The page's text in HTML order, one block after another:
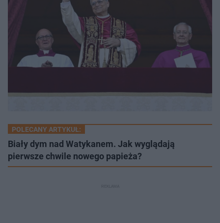
POLECANY ARTYKUŁ:
Biały dym nad Watykanem. Jak wyglądają
pierwsze chwile nowego papieża?